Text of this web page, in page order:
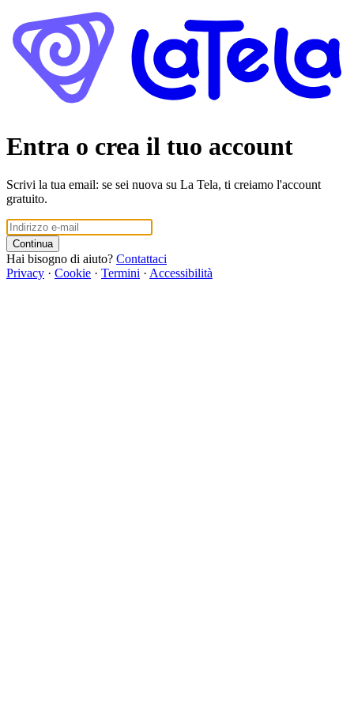
Entra o crea il tuo account
Scrivi la tua email: se sei nuova su La Tela, ti creiamo l'account
gratuito.
Continua
Hai bisogno di aiuto? Contattaci
Privacy · Cookie · Termini · Accessibilità